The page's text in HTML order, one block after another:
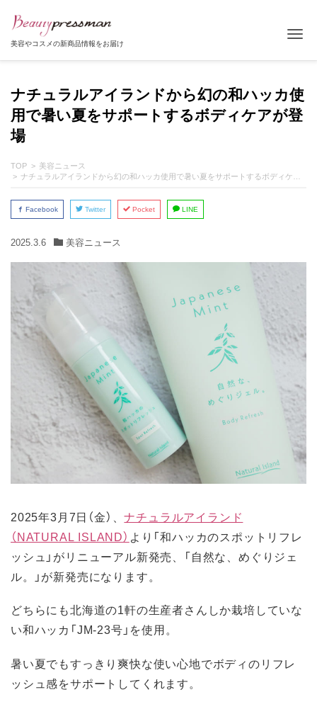
美容やコスメの新商品情報をお届け
ナチュラルアイランドから幻の和ハッカ使
用で暑い夏をサポートするボディケアが登
場
TOP
美容ニュース
ナチュラルアイランドから幻の和ハッカ使用で暑い夏をサポートするボディケアが登場
Facebook Twitter Pocket LINE
2025.3.6 美容ニュース
2025年3月7日（金）、ナチュラルアイランド
（NATURAL ISLAND） より「和ハッカのスポットリフレ
ッシュ」がリニューアル新発売、「自然な、めぐりジェ
ル。」が新発売になります。
どちらにも北海道の1軒の生産者さんしか栽培していな
い和ハッカ「JM-23号」を使用。
暑い夏でもすっきり爽快な使い心地でボディのリフレ
ッシュ感をサポートしてくれます。